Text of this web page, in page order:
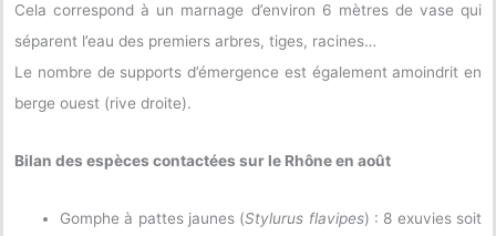
Cela correspond à un marnage d’environ 6 mètres de vase qui
séparent l’eau des premiers arbres, tiges, racines…
Le nombre de supports d’émergence est également amoindrit en
berge ouest (rive droite).
Bilan des espèces contactées sur le Rhône en août
Gomphe à pattes jaunes (Stylurus flavipes) : 8 exuvies soit